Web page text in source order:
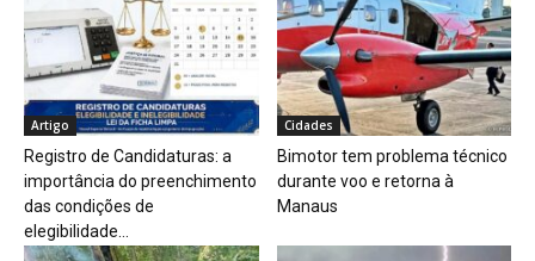
Artigo
Registro de Candidaturas: a
importância do preenchimento
das condições de
elegibilidade...
Cidades
Bimotor tem problema técnico
durante voo e retorna à
Manaus